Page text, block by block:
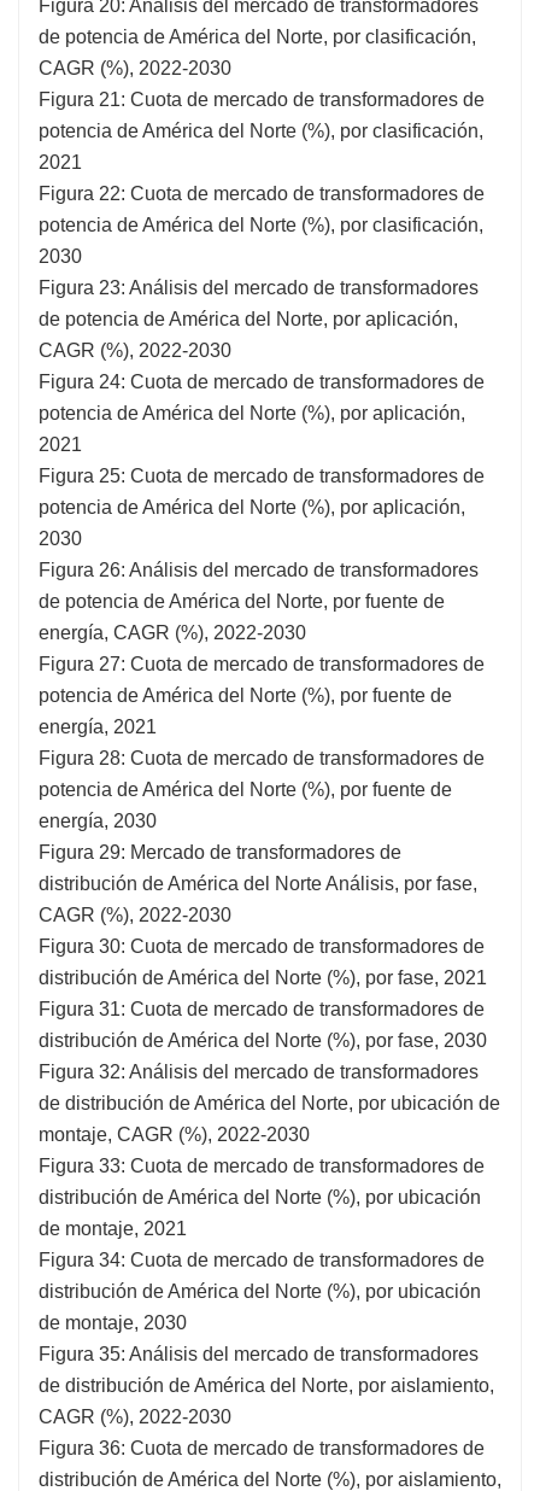
Figura 20: Análisis del mercado de transformadores
de potencia de América del Norte, por clasificación,
CAGR (%), 2022-2030
Figura 21: Cuota de mercado de transformadores de
potencia de América del Norte (%), por clasificación,
2021
Figura 22: Cuota de mercado de transformadores de
potencia de América del Norte (%), por clasificación,
2030
Figura 23: Análisis del mercado de transformadores
de potencia de América del Norte, por aplicación,
CAGR (%), 2022-2030
Figura 24: Cuota de mercado de transformadores de
potencia de América del Norte (%), por aplicación,
2021
Figura 25: Cuota de mercado de transformadores de
potencia de América del Norte (%), por aplicación,
2030
Figura 26: Análisis del mercado de transformadores
de potencia de América del Norte, por fuente de
energía, CAGR (%), 2022-2030
Figura 27: Cuota de mercado de transformadores de
potencia de América del Norte (%), por fuente de
energía, 2021
Figura 28: Cuota de mercado de transformadores de
potencia de América del Norte (%), por fuente de
energía, 2030
Figura 29: Mercado de transformadores de
distribución de América del Norte Análisis, por fase,
CAGR (%), 2022-2030
Figura 30: Cuota de mercado de transformadores de
distribución de América del Norte (%), por fase, 2021
Figura 31: Cuota de mercado de transformadores de
distribución de América del Norte (%), por fase, 2030
Figura 32: Análisis del mercado de transformadores
de distribución de América del Norte, por ubicación de
montaje, CAGR (%), 2022-2030
Figura 33: Cuota de mercado de transformadores de
distribución de América del Norte (%), por ubicación
de montaje, 2021
Figura 34: Cuota de mercado de transformadores de
distribución de América del Norte (%), por ubicación
de montaje, 2030
Figura 35: Análisis del mercado de transformadores
de distribución de América del Norte, por aislamiento,
CAGR (%), 2022-2030
Figura 36: Cuota de mercado de transformadores de
distribución de América del Norte (%), por aislamiento,